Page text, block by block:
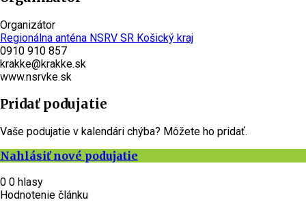
Organizátor
Regionálna anténa NSRV SR Košický kraj
0910 910 857
krakke@krakke.sk
www.nsrvke.sk
Pridať podujatie
Vaše podujatie v kalendári chýba? Môžete ho pridať.
Nahlásiť nové podujatie
0 0 hlasy
Hodnotenie článku